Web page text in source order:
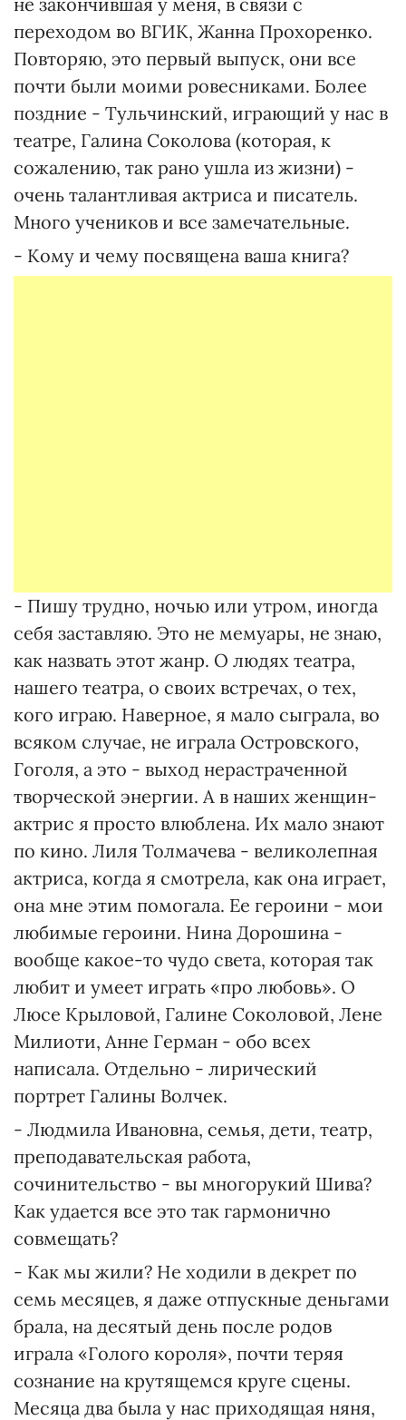
переходом во ВГИК, Жанна Прохоренко.
Повторяю, это первый выпуск, они все
почти были моими ровесниками. Более
поздние - Тульчинский, играющий у нас в
театре, Галина Соколова (которая, к
сожалению, так рано ушла из жизни) -
очень талантливая актриса и писатель.
Много учеников и все замечательные.
- Кому и чему посвящена ваша книга?
- Пишу трудно, ночью или утром, иногда
себя заставляю. Это не мемуары, не знаю,
как назвать этот жанр. О людях театра,
нашего театра, о своих встречах, о тех,
кого играю. Наверное, я мало сыграла, во
всяком случае, не играла Островского,
Гоголя, а это - выход нерастраченной
творческой энергии. А в наших женщин-
актрис я просто влюблена. Их мало знают
по кино. Лиля Толмачева - великолепная
актриса, когда я смотрела, как она играет,
она мне этим помогала. Ее героини - мои
любимые героини. Нина Дорошина -
вообще какое-то чудо света, которая так
любит и умеет играть «про любовь». О
Люсе Крыловой, Галине Соколовой, Лене
Милиоти, Анне Герман - обо всех
написала. Отдельно - лирический
портрет Галины Волчек.
- Людмила Ивановна, семья, дети, театр,
преподавательская работа,
сочинительство - вы многорукий Шива?
Как удается все это так гармонично
совмещать?
- Как мы жили? Не ходили в декрет по
семь месяцев, я даже отпускные деньгами
брала, на десятый день после родов
играла «Голого короля», почти теряя
сознание на крутящемся круге сцены.
Месяца два была у нас приходящая няня,